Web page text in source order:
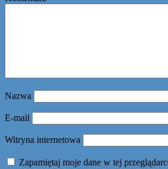
Nazwa
E-mail
Witryna internetowa
Zapamiętaj moje dane w tej